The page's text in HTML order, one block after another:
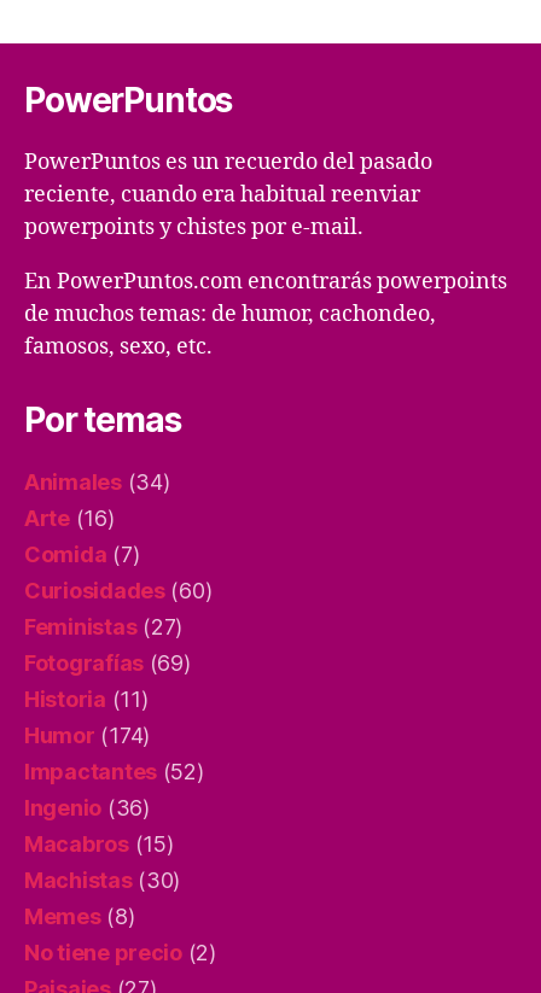
entradas
PowerPuntos
PowerPuntos es un recuerdo del pasado
reciente, cuando era habitual reenviar
powerpoints y chistes por e-mail.
En PowerPuntos.com encontrarás powerpoints
de muchos temas: de humor, cachondeo,
famosos, sexo, etc.
Por temas
Animales(34)
Arte(16)
Comida (7)
Curiosidades(60)
Feministas(27)
Fotografías (69)
Historia (11)
Humor (174)
Impactantes (52)
Ingenio (36)
Macabros(15)
Machistas(30)
Memes(8)
No tiene precio(2)